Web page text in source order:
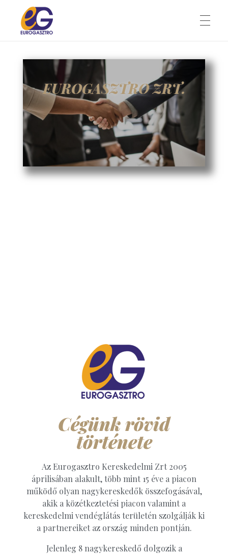
Eurogasztro Zrt.
A megbízható, stabil partner
RÓLUNKEUROGASZTRO ZRT.
Cégünk rövid
története
Az Eurogasztro Kereskedelmi Zrt 2005
áprilisában alakult, több mint 15 éve a piacon
működő olyan nagykereskedők összefogásával,
akik a közétkeztetési piacon valamint a
kereskedelmi vendéglátás területén szolgálják ki
a partnereiket az ország minden pontján.
Jelenleg 8 nagykereskedő dolgozik a